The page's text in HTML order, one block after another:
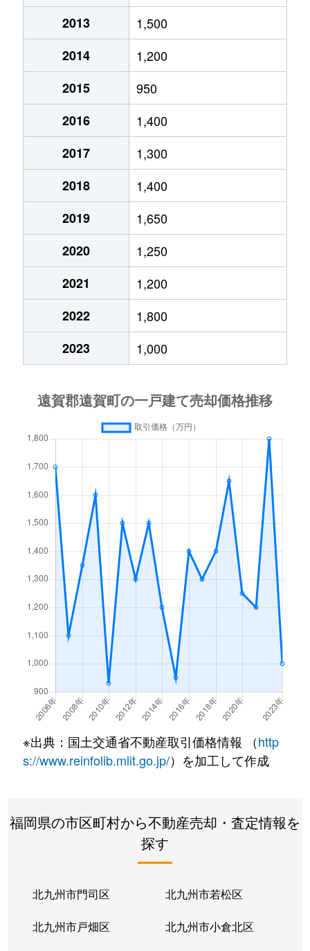
2013
1,500
2014
1,200
2015
950
2016
1,400
2017
1,300
2018
1,400
2019
1,650
2020
1,250
2021
1,200
2022
1,800
2023
1,000
※出典：国土交通省不動産取引価格情報 （http
s://www.reinfolib.mlit.go.jp/）を加工して作成
福岡県の市区町村から不動産売却・査定情報を
探す
北九州市門司区 北九州市若松区
北九州市戸畑区 北九州市小倉北区